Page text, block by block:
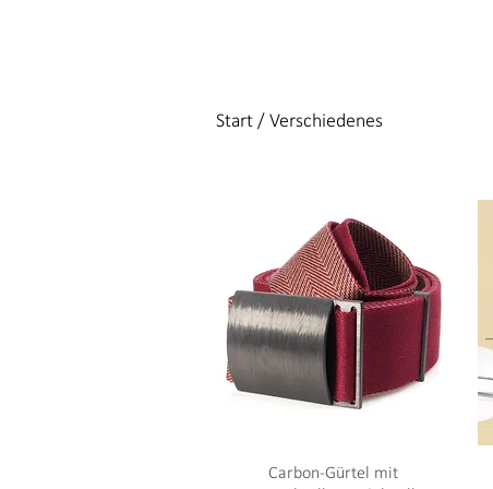
Start / Verschiedenes
Carbon-Gürtel mit